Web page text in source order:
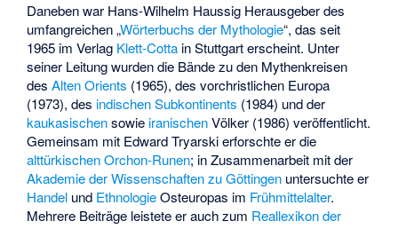
Daneben war Hans-Wilhelm Haussig Herausgeber des
umfangreichen „Wörterbuchs der Mythologie“, das seit
1965 im Verlag Klett-Cotta in Stuttgart erscheint. Unter
seiner Leitung wurden die Bände zu den Mythenkreisen
desAlten Orients (1965), des vorchristlichen Europa
(1973), des indischen Subkontinents (1984) und der
kaukasischensowie iranischenVölker (1986) veröffentlicht.
Gemeinsam mit Edward Tryarski erforschte er die
alttürkischen Orchon-Runen; in Zusammenarbeit mit der
Akademie der Wissenschaften zu Göttingen untersuchte er
Handel und EthnologieOsteuropas im Frühmittelalter.
Mehrere Beiträge leistete er auch zum Reallexikon der